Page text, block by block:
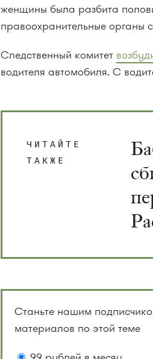
женщины была разбита
правоохранительные органы
Следственный комитет
водителя автомобиля. С
ЧИТАЙТЕ
ТАКЖЕ
Станьте нашим
материалов по этой теме